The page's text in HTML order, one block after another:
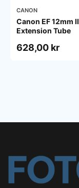
CANON
Canon EF 12mm II
Extension Tube
628,00 kr